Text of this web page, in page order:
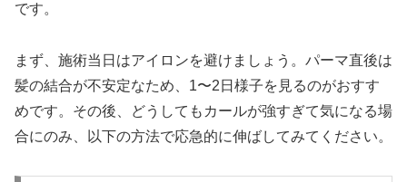
です。
まず、施術当日はアイロンを避けましょう。パーマ直後は
髪の結合が不安定なため、1〜2日様子を見るのがおすす
めです。その後、どうしてもカールが強すぎて気になる場
合にのみ、以下の方法で応急的に伸ばしてみてください。